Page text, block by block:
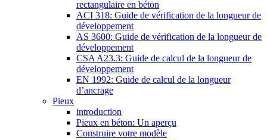
rectangulaire en béton
ACI 318: Guide de vérification de la longueur de
développement
AS 3600: Guide de vérification de la longueur de
développement
CSA A23.3: Guide de calcul de la longueur de
développement
EN 1992: Guide de calcul de la longueur
d’ancrage
Pieux
introduction
Pieux en béton: Un aperçu
Construire votre modèle